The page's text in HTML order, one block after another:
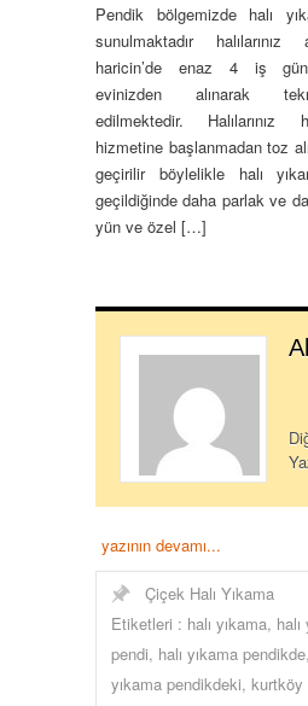
Pendik bölgemizde halı
sunulmaktadır halılarınız
haricin’de enaz 4 iş
evinizden alınarak
edilmektedir. Halılarınız
hizmetine başlanmadan toz
geçirilir böylelikle halı
geçildiğinde daha parlak ve
yün ve özel […]
yazının devamı...
Çiçek Halı Yıkama
Etiketleri : halı yıkama,
pendi, halı yıkama pendikde,
yıkama pendikdeki, kurtköy